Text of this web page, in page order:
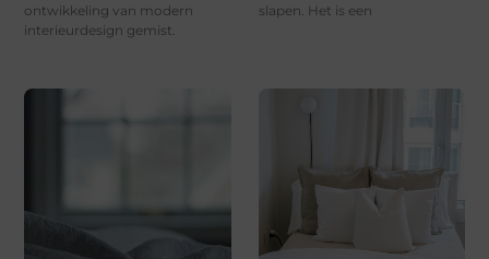
ontwikkeling van modern
interieurdesign gemist.
slapen. Het is een